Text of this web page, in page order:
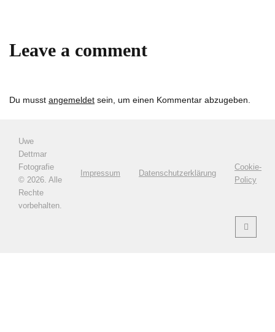
Leave a comment
Du musst angemeldet sein, um einen Kommentar abzugeben.
Uwe
Dettmar
Fotografie
© 2026. Alle
Rechte
vorbehalten.
Impressum Datenschutzerklärung
Cookie-
Policy